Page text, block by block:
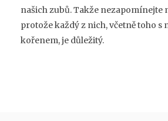
našich zubů. Takže nezapomínejte
protože každý z nich, včetně toho s
kořenem, je důležitý.